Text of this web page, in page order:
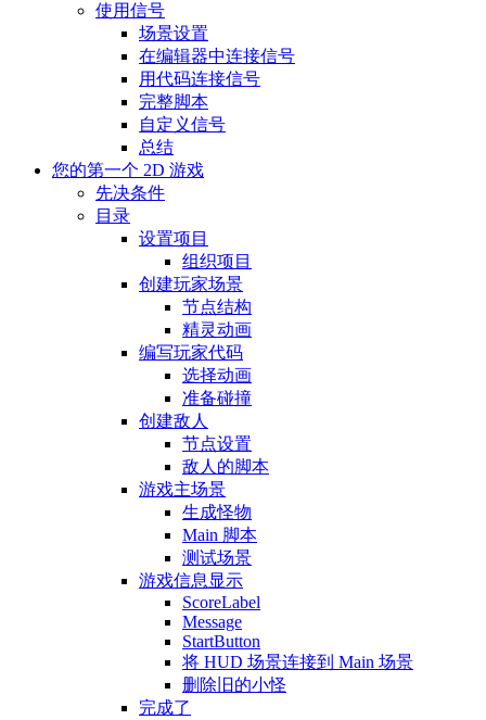
使用信号
场景设置
在编辑器中连接信号
用代码连接信号
完整脚本
自定义信号
总结
您的第一个 2D 游戏
先决条件
目录
设置项目
组织项目
创建玩家场景
节点结构
精灵动画
编写玩家代码
选择动画
准备碰撞
创建敌人
节点设置
敌人的脚本
游戏主场景
生成怪物
Main 脚本
测试场景
游戏信息显示
ScoreLabel
Message
StartButton
将 HUD 场景连接到 Main 场景
删除旧的小怪
完成了